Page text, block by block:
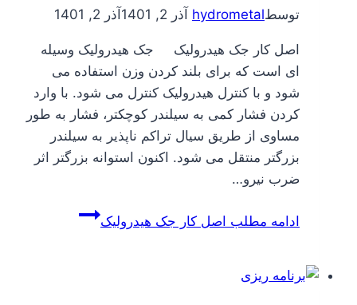
توسطhydrometal آذر 2, 1401 آذر 2, 1401
اصل کار جک هیدرولیک جک هیدرولیک وسیله
ای است که برای بلند کردن وزن استفاده می
شود و با کنترل هیدرولیک کنترل می شود. با وارد
کردن فشار کمی به سیلندر کوچکتر، فشار به طور
مساوی از طریق سیال تراکم ناپذیر به سیلندر
بزرگتر منتقل می شود. اکنون استوانه بزرگتر اثر
ضرب نیرو…
ادامه مطلب اصل کار جک هیدرولیک